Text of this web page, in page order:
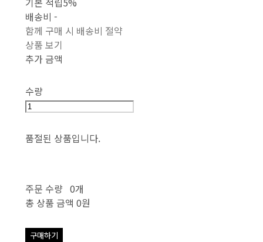
배송비 -
함께 구매 시 배송비 절약
상품 보기
추가 금액
수량
품절된 상품입니다.
주문 수량 0개
총 상품 금액 0원
구매하기